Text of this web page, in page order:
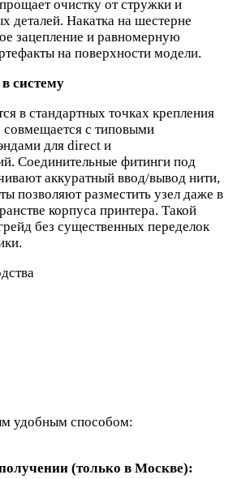
очистку от стружки и
деталей. Накатка на шестерне
зацепление и равномерную
на поверхности модели.
систему
в стандартных точках крепления
с типовыми
для direct и
Соединительные фитинги под
аккуратный ввод/вывод нити,
позволяют разместить узел даже в
корпуса принтера. Такой
без существенных переделок
удобным способом:
(только в Москве):